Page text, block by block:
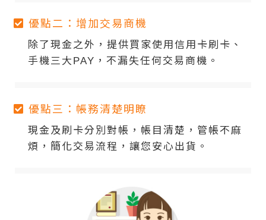
優點二：增加交易商機
除了現金之外，提供買家使用信用卡刷卡、
手機三大PAY，不漏失任何交易商機。
優點三：帳務清楚明瞭
現金及刷卡分別對帳，帳目清楚，管帳不麻
煩，簡化交易流程，讓您安心出貨。